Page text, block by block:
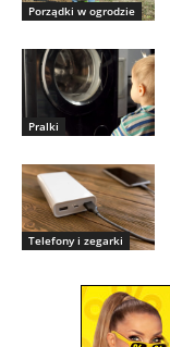
Porządki w ogrodzie
Pralki
Telefony i zegarki